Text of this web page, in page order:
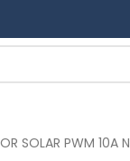
SOLAR PWM 10A N